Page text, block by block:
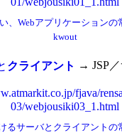
、Webアプリケーションの
kwout
クライアント → JSP
るサーバとクライアントの